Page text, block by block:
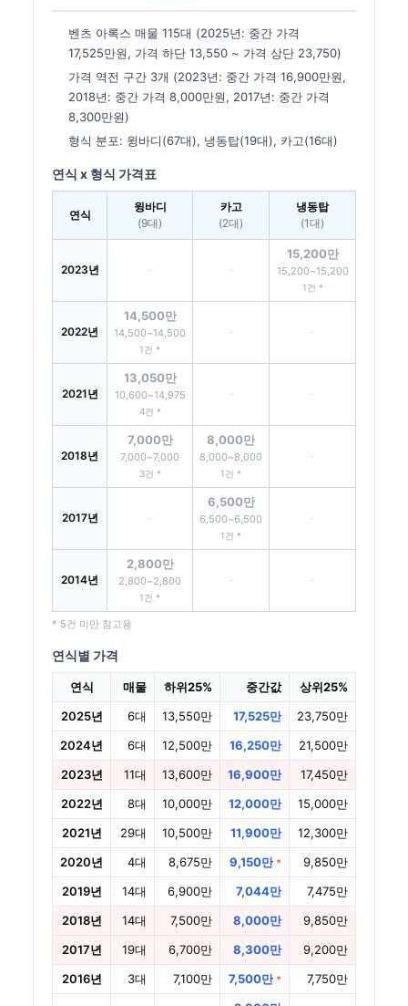
벤츠 아록스 매물 115대 (2025년: 중간 가격
17,525만원, 가격 하단 13,550 ~ 가격 상단 23,750)
가격 역전 구간 3개 (2023년: 중간 가격 16,900만원,
2018년: 중간 가격 8,000만원, 2017년: 중간 가격
8,300만원)
형식 분포: 윙바디(67대), 냉동탑(19대), 카고(16대)
연식 x 형식 가격표
연식
윙바디
(9대)
카고
(2대)
냉동탑
(1대)
2023년 - -
15,200만
15,200~15,200
1건 *
2022년
14,500만
14,500~14,500
1건 *
- -
2021년
13,050만
10,600~14,975
4건 *
- -
2018년
7,000만
7,000~7,000
3건 *
8,000만
8,000~8,000
1건 *
-
2017년 -
6,500만
6,500~6,500
1건 *
-
2014년
2,800만
2,800~2,800
1건 *
- -
* 5건 미만 참고용
연식별 가격
연식 매물 하위25% 중간값
상위25%
2025년
6대 13,550만 17,525만
23,750만
2024년
6대 12,500만 16,250만
21,500만
2023년
11대 13,600만 16,900만
17,450만
2022년
8대 10,000만 12,000만
15,000만
2021년
29대 10,500만 11,900만
12,300만
2020년
4대 8,675만 9,150만 *
9,850만
2019년
14대 6,900만 7,044만
7,475만
2018년
14대 7,500만 8,000만
9,850만
2017년
19대 6,700만 8,300만
9,200만
2016년
3대 7,100만 7,500만 *
7,750만